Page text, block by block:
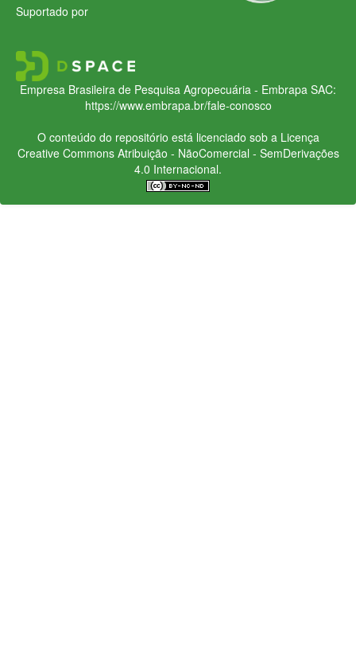
Suportado por
Empresa Brasileira de Pesquisa Agropecuária - Embrapa SAC:
https://www.embrapa.br/fale-conosco
O conteúdo do repositório está licenciado sob a Licença
Creative CommonsAtribuição - NãoComercial - SemDerivações
4.0 Internacional.